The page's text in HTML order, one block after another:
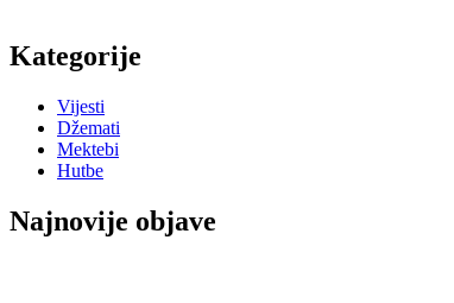
Kategorije
Vijesti
Džemati
Mektebi
Hutbe
Najnovije objave